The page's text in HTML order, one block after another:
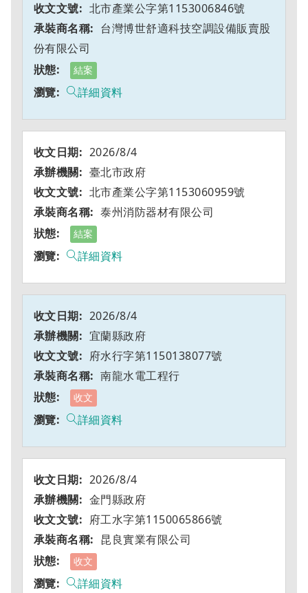
北市產業公字第1153006846號
台灣博世舒適科技空調設備販賣股
份有限公司
結案
詳細資料
2026/8/4
臺北市政府
北市產業公字第1153060959號
泰州消防器材有限公司
結案
詳細資料
2026/8/4
宜蘭縣政府
府水行字第1150138077號
南龍水電工程行
收文
詳細資料
2026/8/4
金門縣政府
府工水字第1150065866號
昆良實業有限公司
收文
詳細資料